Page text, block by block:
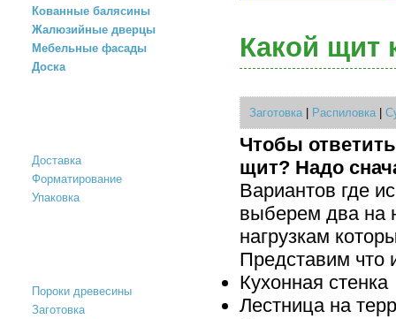
Кованные балясины
Жалюзийные дверцы
Мебельные фасады
Доска
Доставка
Форматирование
Упаковка
Пороки древесины
Заготовка
Какой щит
Заготовка Распиловка
Чтобы
щит? Надо
Вариантов где
выберем два на
нагрузкам
Представим что
Кухонная стенка
Лестница на